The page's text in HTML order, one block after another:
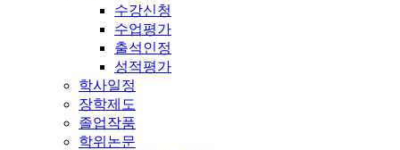
수강신청
수업평가
출석인정
성적평가
학사일정
장학제도
졸업작품
학위논문